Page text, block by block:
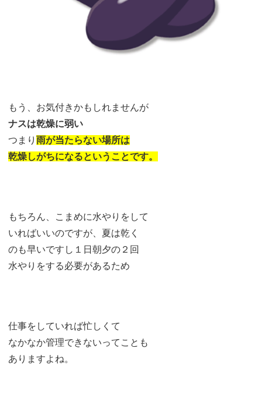
もう、お気付きかもしれませんが
ナスは乾燥に弱い
つまり雨が当たらない場所は
乾燥しがちになるということです。
もちろん、こまめに水やりをして
いればいいのですが、夏は乾く
のも早いですし１日朝夕の２回
水やりをする必要があるため
仕事をしていれば忙しくて
なかなか管理できないってことも
ありますよね。